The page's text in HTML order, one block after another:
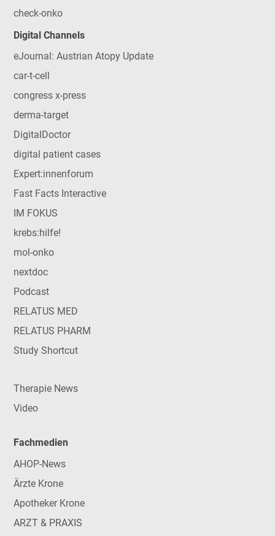
check-onko
Digital Channels
eJournal: Austrian Atopy Update
car-t-cell
congress x-press
derma-target
DigitalDoctor
digital patient cases
Expert:innenforum
Fast Facts Interactive
IM FOKUS
krebs:hilfe!
mol-onko
nextdoc
Podcast
RELATUS MED
RELATUS PHARM
Study Shortcut
Therapie News
Video
Fachmedien
AHOP-News
Ärzte Krone
Apotheker Krone
ARZT & PRAXIS